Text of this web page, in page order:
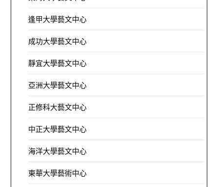
逢甲大學藝文中心
成功大學藝文中心
靜宜大學藝文中心
亞洲大學藝文中心
正修科大藝文中心
中正大學藝文中心
海洋大學藝文中心
東華大學藝術中心